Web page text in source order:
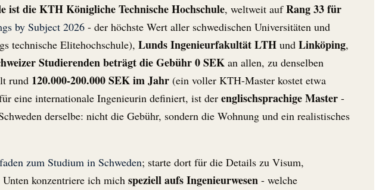
ist die KTH Königliche Technische Hochschule, weltweit aufRang 33 für
by Subject 2026 - der höchste Wert aller schwedischen Universitäten und
technische Elitehochschule), Lunds Ingenieurfakultät LTH und Linköping,
Studierenden beträgt die Gebühr 0 SEK an allen, zu denselben
rund 120.000-200.000 SEK im Jahr (ein voller KTH-Master kostet etwa
eine internationale Ingenieurin definiert, ist der englischsprachige Master -
derselbe: nicht die Gebühr, sondern die Wohnung und ein realistisches
zum Studium in Schweden; starte dort für die Details zu Visum,
konzentriere ich mich speziell aufs Ingenieurwesen - welche